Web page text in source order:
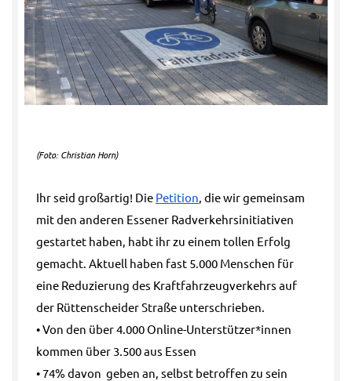
(Foto: Christian Horn)
Ihr seid großartig! Die Petition, die wir gemeinsam
mit den anderen Essener Radverkehrsinitiativen
gestartet haben, habt ihr zu einem tollen Erfolg
gemacht. Aktuell haben fast 5.000 Menschen für
eine Reduzierung des Kraftfahrzeugverkehrs auf
der Rüttenscheider Straße unterschrieben.
• Von den über 4.000 Online-Unterstützer*innen
kommen über 3.500 aus Essen
• 74% davon geben an, selbst betroffen zu sein